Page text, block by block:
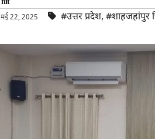
nit
मई 22, 2025 #उत्तर प्रदेश, #शाहजहांपुर